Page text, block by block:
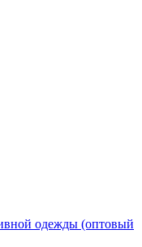
одежды (оптовый